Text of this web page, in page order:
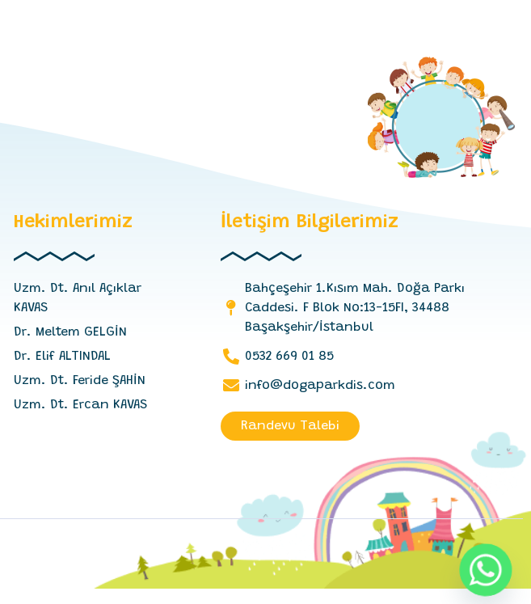
Hekimlerimiz
Uzm. Dt. Anıl Açıklar
KAVAS
Dr. Meltem GELGİN
Dr. Elif ALTINDAL
Uzm. Dt. Feride ŞAHİN
Uzm. Dt. Ercan KAVAS
İletişim Bilgilerimiz
Bahçeşehir 1.Kısım Mah. Doğa Parkı
Caddesi. F Blok No:13-15FI, 34488
Başakşehir/İstanbul
0532 669 01 85
info@dogaparkdis.com
Randevu Talebi